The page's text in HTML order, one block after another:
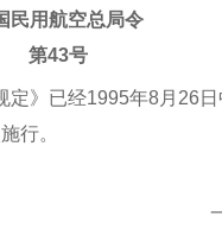
民用航空总局令
第43号
》已经1995年8月26日
行。